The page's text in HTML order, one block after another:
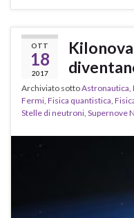
OTT
18
2017
Archiviato sottoAstronautica,
Fermi, Fisica quantistica,
Stelle di neutroni, Supernove